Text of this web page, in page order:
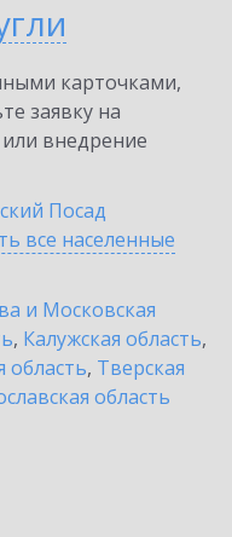
карточками,
заявку на
внедрение
Посад
все населенные
и Московская
, Калужская область,
область, Тверская
область